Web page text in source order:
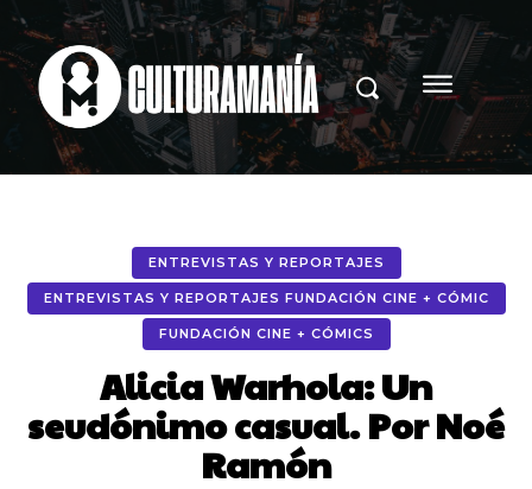
ENTREVISTAS Y REPORTAJES
ENTREVISTAS Y REPORTAJES FUNDACIÓN CINE + CÓMIC
FUNDACIÓN CINE + CÓMICS
Alicia Warhola: Un
seudónimo casual. Por Noé
Ramón